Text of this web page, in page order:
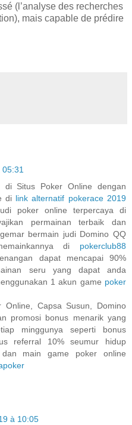
(l’analyse des recherches
mais capable de prédire
di Situs Poker Online dengan
di link alternatif pokerace 2019
poker online terpercaya di
permainan terbaik dan
bermain judi Domino QQ
di pokerclub88
dapat mencapai 90%
seru yang dapat anda
1 akun game poker
Online, Capsa Susun, Domino
promosi bonus menarik yang
minggunya seperti bonus
referral 10% seumur hidup
main game poker online
à 10:05